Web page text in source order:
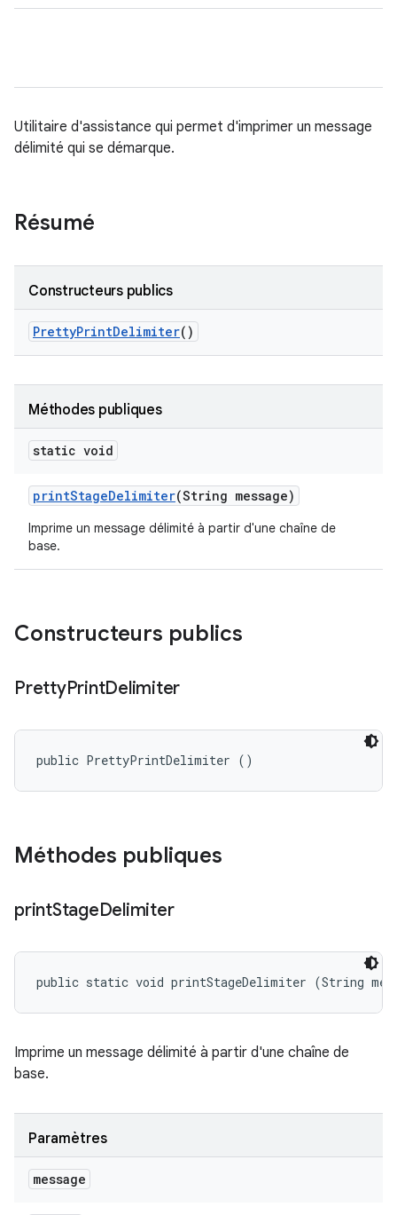
Utilitaire d'assistance qui permet d'imprimer un message
délimité qui se démarque.
Résumé
Constructeurs publics
PrettyPrintDelimiter()
Méthodes publiques
static void
printStageDelimiter(String message)
Imprime un message délimité à partir d'une chaîne de
base.
Constructeurs publics
PrettyPrintDelimiter
public PrettyPrintDelimiter ()
Méthodes publiques
printStageDelimiter
public static void printStageDelimiter (String
Imprime un message délimité à partir d'une chaîne de
base.
Paramètres
message